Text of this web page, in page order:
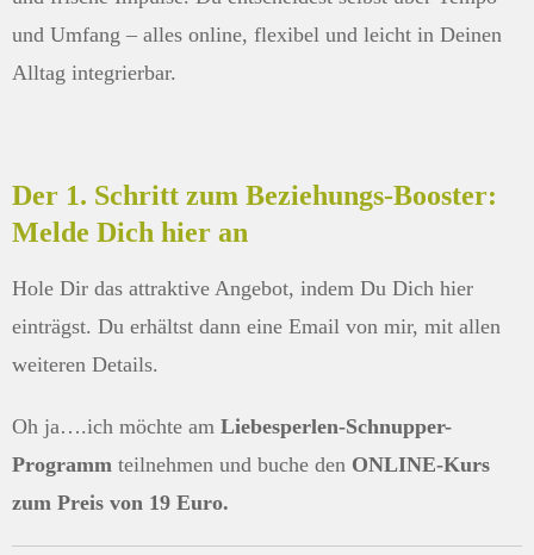
und Umfang – alles online, flexibel und leicht in Deinen
Alltag integrierbar.
Der 1. Schritt zum Beziehungs-Booster:
Melde Dich hier an
Hole Dir das attraktive Angebot, indem Du Dich hier
einträgst. Du erhältst dann eine Email von mir, mit allen
weiteren Details.
Oh ja….ich möchte am Liebesperlen-Schnupper-
Programm teilnehmen und buche den ONLINE-Kurs
zum Preis von 19 Euro.